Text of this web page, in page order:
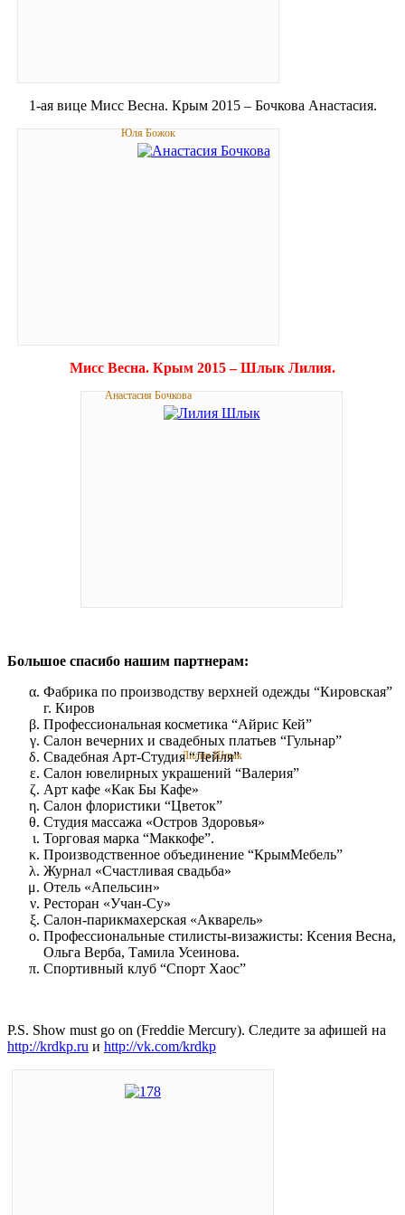
Юля Божок
1-ая вице Мисс Весна. Крым 2015 – Бочкова Анастасия.
Анастасия Бочкова
Мисс Весна. Крым 2015 – Шлык Лилия.
Лилия Шлык
Большое спасибо нашим партнерам:
Фабрика по производству верхней одежды “Кировская”
г. Киров
Профессиональная косметика “Айрис Кей”
Салон вечерних и свадебных платьев “Гульнар”
Свадебная Арт-Студия “Лейля”
Салон ювелирных украшений “Валерия”
Арт кафе «Как Бы Кафе»
Cалон флористики “Цветок”
Студия массажа «Остров Здоровья»
Торговая марка “Маккофе”.
Производственное объединение “КрымМебель”
Журнал «Счастливая свадьба»
Отель «Апельсин»
Ресторан «Учан-Су»
Салон-парикмахерская «Акварель»
Профессиональные стилисты-визажисты: Ксения Весна,
Ольга Верба, Тамила Усеинова.
Спортивный клуб “Спорт Хаос”
P.S. Show must go on (Freddie Mercury). Следите за афишей на
http://krdkp.ru и http://vk.com/krdkp